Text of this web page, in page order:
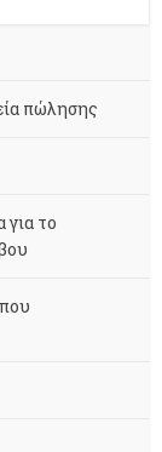
πώλησης
για το